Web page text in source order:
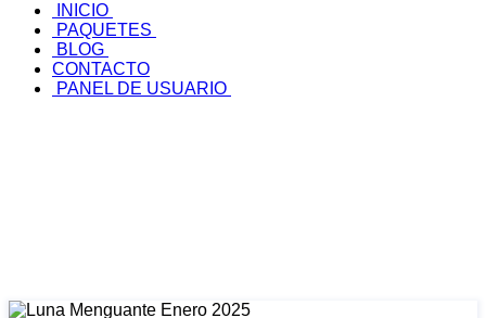
INICIO
PAQUETES
BLOG
CONTACTO
PANEL DE USUARIO